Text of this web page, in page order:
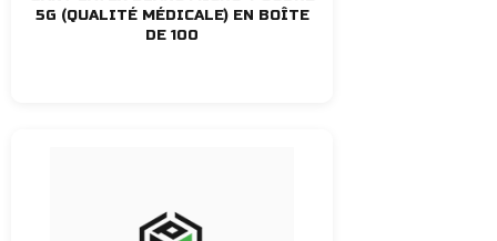
5G (QUALITÉ MÉDICALE) EN BOÎTE
DE 100